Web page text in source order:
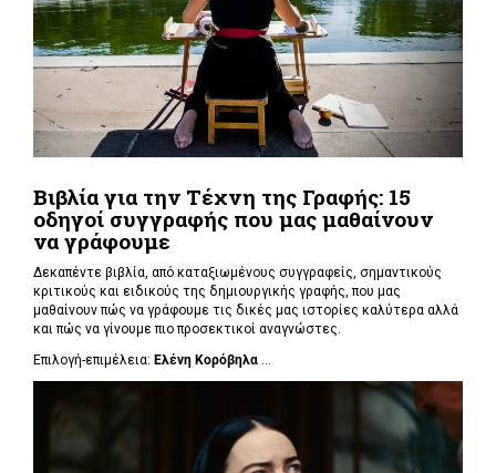
Βιβλία για την Τέχνη της Γραφής: 15
οδηγοί συγγραφής που μας μαθαίνουν
να γράφουμε
Δεκαπέντε βιβλία, από καταξιωμένους συγγραφείς, σημαντικούς
κριτικούς και ειδικούς της δημιουργικής γραφής, που μας
μαθαίνουν πώς να γράφουμε τις δικές μας ιστορίες καλύτερα αλλά
και πώς να γίνουμε πιο προσεκτικοί αναγνώστες.
Επιλογή-επιμέλεια: Ελένη Κορόβηλα